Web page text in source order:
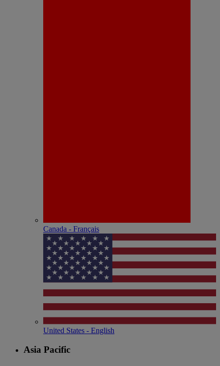
Canada - Français
United States - English
Asia Pacific